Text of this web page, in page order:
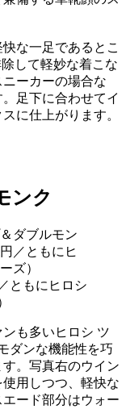
な一足であるとこ
して軽妙な着こな
ーカーの場合な
足下に合わせてイ
に仕上がります。
ンク
ともにヒロシ
も多いヒロシ ツ
ダンな機能性を巧
。写真右のウイン
用しつつ、軽快な
ード部分はウォー